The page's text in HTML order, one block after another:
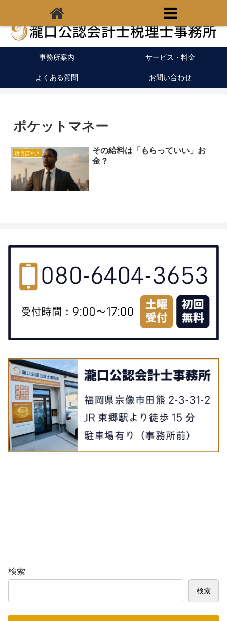
福岡県宗像市の税理士｜開業支援｜クラウド会計
事務所案内 サービス・料金
よくある質問 お問い合わせ
ポケットマネー
所長ぼやき
その給料は「もらっていい」お
金？
検索
検索